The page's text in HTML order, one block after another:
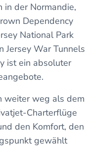
der Normandie,
Dependency
National Park
Jersey War Tunnels
ist ein absoluter
weiter weg als dem
Charterflüge
den Komfort, den
gewählt